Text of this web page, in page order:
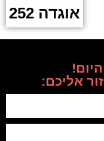
אוגדה 252
אליכם: